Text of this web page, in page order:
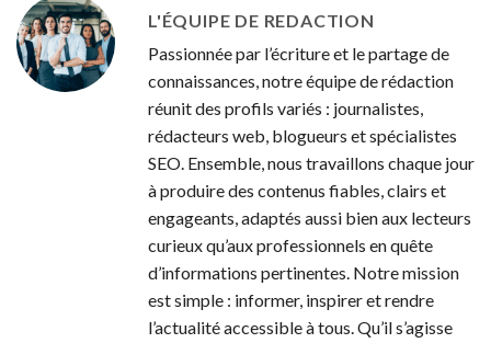
L'ÉQUIPE DE REDACTION
Passionnée par l’écriture et le partage de
connaissances, notre équipe de rédaction
réunit des profils variés : journalistes,
rédacteurs web, blogueurs et spécialistes
SEO. Ensemble, nous travaillons chaque jour
à produire des contenus fiables, clairs et
engageants, adaptés aussi bien aux lecteurs
curieux qu’aux professionnels en quête
d’informations pertinentes. Notre mission
est simple : informer, inspirer et rendre
l’actualité accessible à tous. Qu’il s’agisse